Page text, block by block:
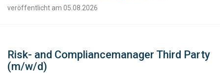
veröffentlicht am 05.08.2026
Risk- and Compliancemanager Third Party
(m/w/d)